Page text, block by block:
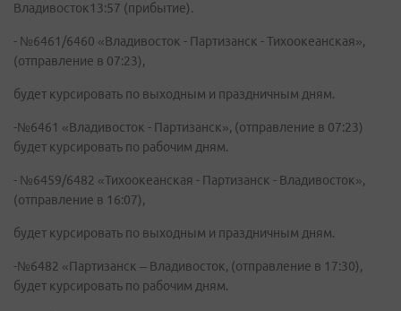
Владивосток13:57 (прибытие).
- №6461/6460 «Владивосток - Партизанск - Тихоокеанская»,
(отправление в 07:23),
будет курсировать по выходным и праздничным дням.
-№6461 «Владивосток - Партизанск», (отправление в 07:23)
будет курсировать по рабочим дням.
- №6459/6482 «Тихоокеанская - Партизанск - Владивосток»,
(отправление в 16:07),
будет курсировать по выходным и праздничным дням.
-№6482 «Партизанск – Владивосток, (отправление в 17:30),
будет курсировать по рабочим дням.